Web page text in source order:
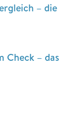
– die
Check – das